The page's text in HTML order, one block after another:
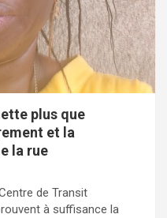
plus que
et la
la rue
de Transit
à suffisance la